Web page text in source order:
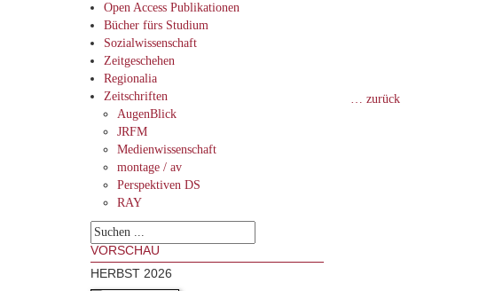
Open Access Publikationen
Bücher fürs Studium
Sozialwissenschaft
Zeitgeschehen
Regionalia
Zeitschriften
AugenBlick
JRFM
Medienwissenschaft
montage / av
Perspektiven DS
RAY
VORSCHAU
HERBST 2026
… zurück